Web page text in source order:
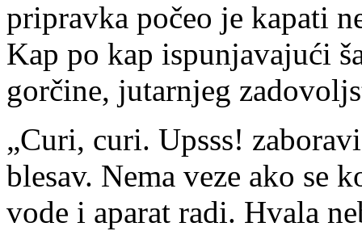
pripravka počeo je kapati
Kap po kap ispunjavajući
gorčine, jutarnjeg
„Curi, curi. Upsss!
blesav. Nema veze ako se
vode i aparat radi. Hvala